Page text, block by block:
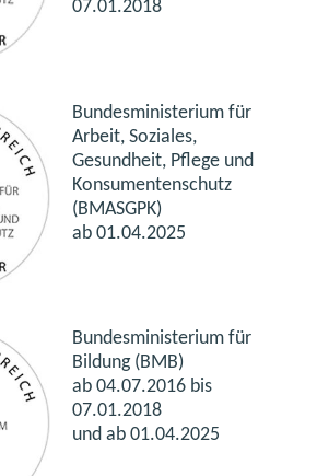
07.01.2018
Bundesministerium für
Arbeit, Soziales,
Gesundheit, Pflege und
Konsumentenschutz
(BMASGPK)
ab 01.04.2025
Bundesministerium für
Bildung (BMB)
ab 04.07.2016 bis
07.01.2018
und ab 01.04.2025